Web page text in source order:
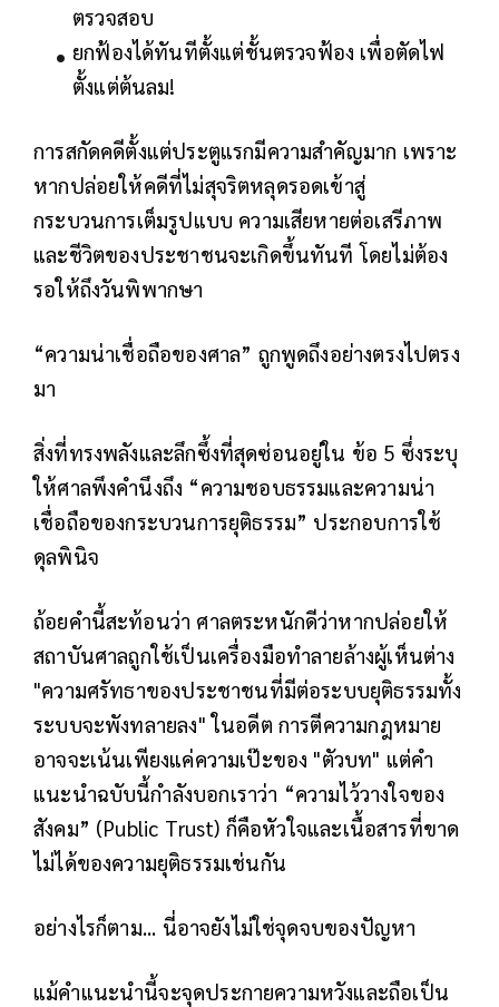
ตรวจสอบ
ยกฟ้องได้ทันทีตั้งแต่ชั้นตรวจฟ้อง เพื่อตัดไฟ
ตั้งแต่ต้นลม!
การสกัดคดีตั้งแต่ประตูแรกมีความสำคัญมาก เพราะ
หากปล่อยให้คดีที่ไม่สุจริตหลุดรอดเข้าสู่
กระบวนการเต็มรูปแบบ ความเสียหายต่อเสรีภาพ
และชีวิตของประชาชนจะเกิดขึ้นทันที โดยไม่ต้อง
รอให้ถึงวันพิพากษา
“ความน่าเชื่อถือของศาล” ถูกพูดถึงอย่างตรงไปตรง
มา
สิ่งที่ทรงพลังและลึกซึ้งที่สุดซ่อนอยู่ใน ข้อ 5 ซึ่งระบุ
ให้ศาลพึงคำนึงถึง “ความชอบธรรมและความน่า
เชื่อถือของกระบวนการยุติธรรม” ประกอบการใช้
ดุลพินิจ
ถ้อยคำนี้สะท้อนว่า ศาลตระหนักดีว่าหากปล่อยให้
สถาบันศาลถูกใช้เป็นเครื่องมือทำลายล้างผู้เห็นต่าง
"ความศรัทธาของประชาชนที่มีต่อระบบยุติธรรมทั้ง
ระบบจะพังทลายลง" ในอดีต การตีความกฎหมาย
อาจจะเน้นเพียงแค่ความเป๊ะของ "ตัวบท" แต่คำ
แนะนำฉบับนี้กำลังบอกเราว่า “ความไว้วางใจของ
สังคม” (Public Trust) ก็คือหัวใจและเนื้อสารที่ขาด
ไม่ได้ของความยุติธรรมเช่นกัน
อย่างไรก็ตาม... นี่อาจยังไม่ใช่จุดจบของปัญหา
แม้คำแนะนำนี้จะจุดประกายความหวังและถือเป็น